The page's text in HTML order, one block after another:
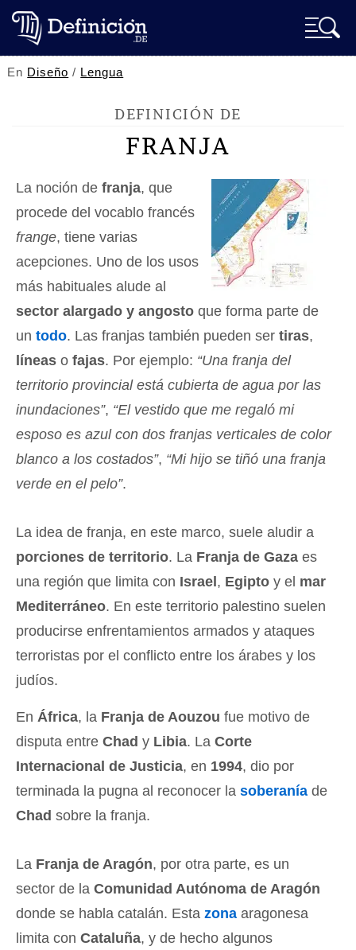
En Diseño / Lengua
DEFINICIÓN DE
FRANJA
La noción de franja, que
procede del vocablo francés
frange, tiene varias
acepciones. Uno de los usos
más habituales alude al
sector alargado y angosto que forma parte de
un todo. Las franjas también pueden ser tiras,
líneas o fajas. Por ejemplo: “Una franja del
territorio provincial está cubierta de agua por las
inundaciones”, “El vestido que me regaló mi
esposo es azul con dos franjas verticales de color
blanco a los costados”, “Mi hijo se tiñó una franja
verde en el pelo”.
La idea de franja, en este marco, suele aludir a
porciones de territorio. La Franja de Gaza es
una región que limita con Israel , Egipto y el mar
Mediterráneo. En este territorio palestino suelen
producirse enfrentamientos armados y ataques
terroristas por el conflicto entre los árabes y los
judíos.
En África, la Franja de Aouzou fue motivo de
disputa entre Chad y Libia. La Corte
Internacional de Justicia, en 1994, dio por
terminada la pugna al reconocer la soberanía de
Chad sobre la franja.
La Franja de Aragón, por otra parte, es un
sector de la Comunidad Autónoma de Aragón
donde se habla catalán. Esta zona aragonesa
limita con Cataluña, y de hecho algunos